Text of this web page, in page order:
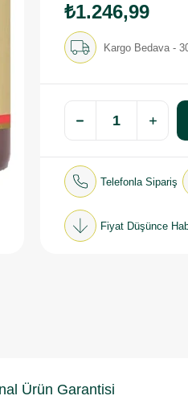
₺1.246,99
Kargo Bedava -
Telefonla Sipariş
Fiyat Düşünce
Ürün Garantisi